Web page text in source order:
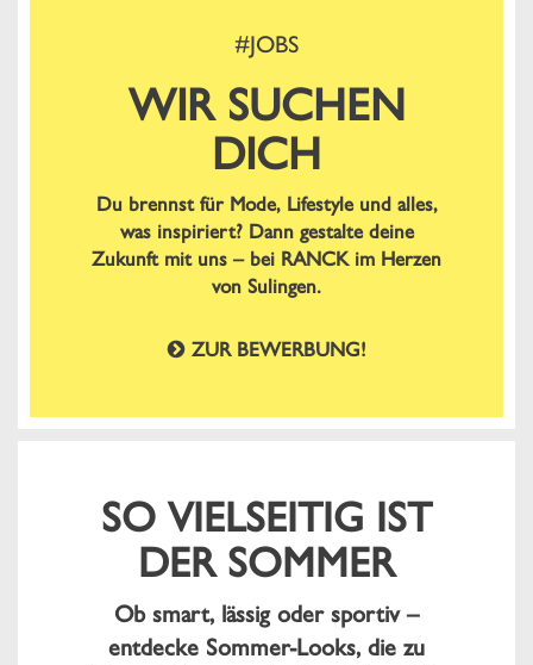
#JOBS
WIR SUCHEN
DICH
Du brennst für Mode, Lifestyle und alles,
was inspiriert? Dann gestalte deine
Zukunft mit uns – bei RANCK im Herzen
von Sulingen.
ZUR BEWERBUNG!
SO VIELSEITIG IST
DER SOMMER
Ob smart, lässig oder sportiv –
entdecke Sommer-Looks, die zu